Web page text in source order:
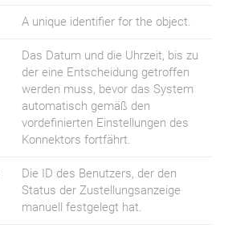
A unique identifier for the object.
Das Datum und die Uhrzeit, bis zu
der eine Entscheidung getroffen
werden muss, bevor das System
automatisch gemäß den
vordefinierten Einstellungen des
Konnektors fortfährt.
Die ID des Benutzers, der den
Status der Zustellungsanzeige
manuell festgelegt hat.